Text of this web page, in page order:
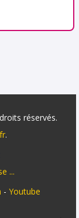
réservés.
.
...
- Youtube